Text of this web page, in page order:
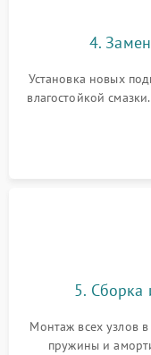
4.
Установка новых
влагостойкой
или
5. Сборка
Монтаж всех узлов
пружины и